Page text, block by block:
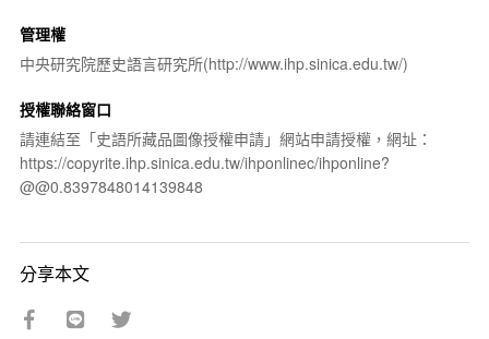
管理權
中央研究院歷史語言研究所(http://www.ihp.sinica.edu.tw/)
授權聯絡窗口
請連結至「史語所藏品圖像授權申請」網站申請授權，網址：
https://copyrite.ihp.sinica.edu.tw/ihponlinec/ihponline?
@@0.8397848014139848
分享本文